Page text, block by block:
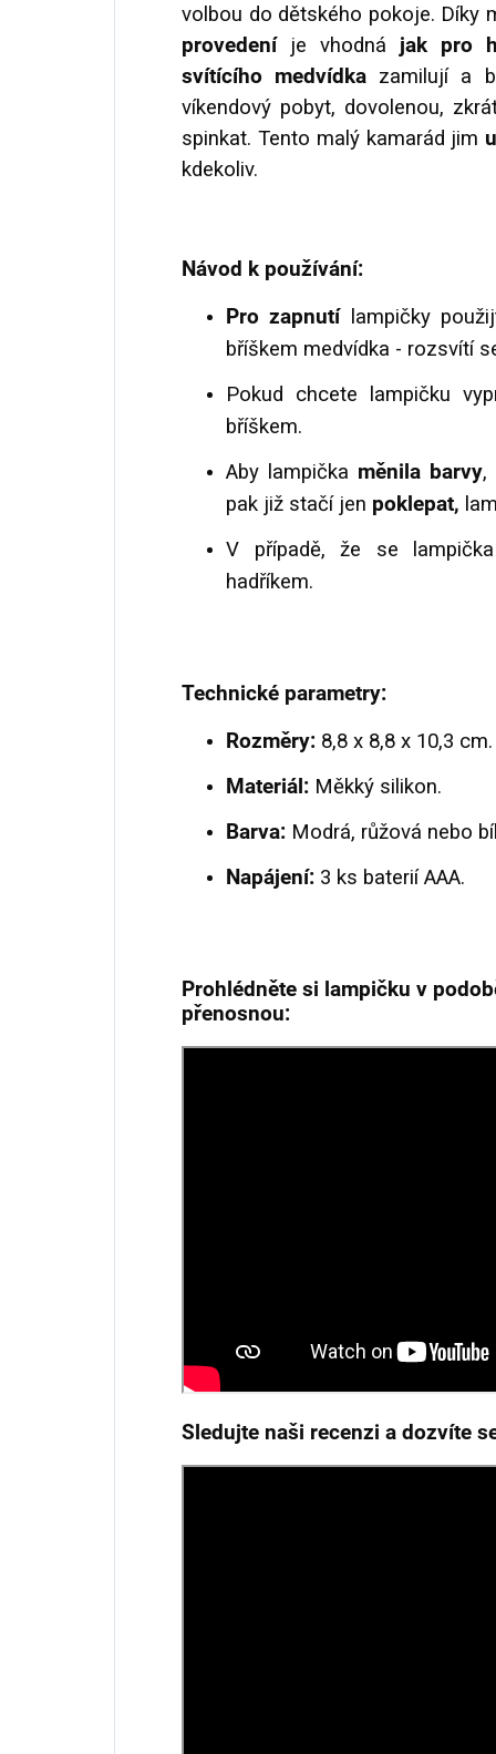
volbou do dětského pokoje. Díky
provedeníje vhodná jak pro
svítícího medvídka zamilují a
víkendový pobyt, dovolenou,
spinkat. Tento malý kamarád jim
kdekoliv.
Návod k používání:
Pro zapnutílampičky
bříškem medvídka - rozsvítí
Pokud chcete lampičku
bříškem.
Aby lampička měnila barvy,
pak již stačí jen poklepat,
V případě, že se
hadříkem.
Technické parametry:
Rozměry: 8,8 x 8,8 x 10,3 cm.
Materiál: Měkký silikon.
Barva: Modrá, růžová nebo
Napájení: 3 ks baterií AAA.
Prohlédněte si lampičku v
přenosnou:
Sledujte naši recenzi a dozvíte